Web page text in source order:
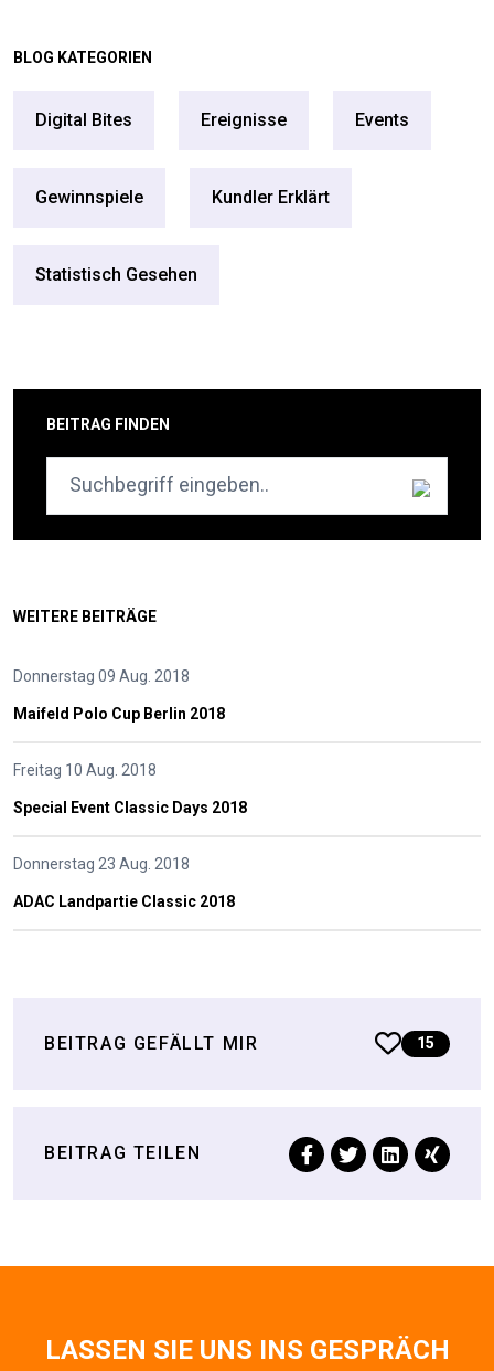
BLOG KATEGORIEN
Digital Bites Ereignisse Events
Gewinnspiele Kundler Erklärt
Statistisch Gesehen
BEITRAG FINDEN
WEITERE BEITRÄGE
Donnerstag 09 Aug. 2018
Maifeld Polo Cup Berlin 2018
Freitag 10 Aug. 2018
Special Event Classic Days 2018
Donnerstag 23 Aug. 2018
ADAC Landpartie Classic 2018
BEITRAG GEFÄLLT MIR 15
BEITRAG TEILEN
LASSEN SIE UNS INS GESPRÄCH